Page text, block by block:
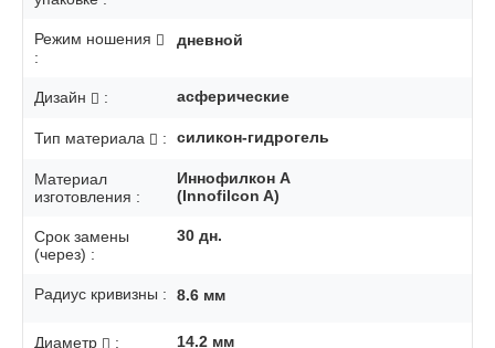
Режим ношения
:
дневной
Дизайн : асферические
Тип материала : силикон-гидрогель
Материал
изготовления :
Иннофилкон A
(Innofilcon A)
Срок замены
(через) :
30 дн.
Радиус кривизны : 8.6 мм
Диаметр : 14.2 мм